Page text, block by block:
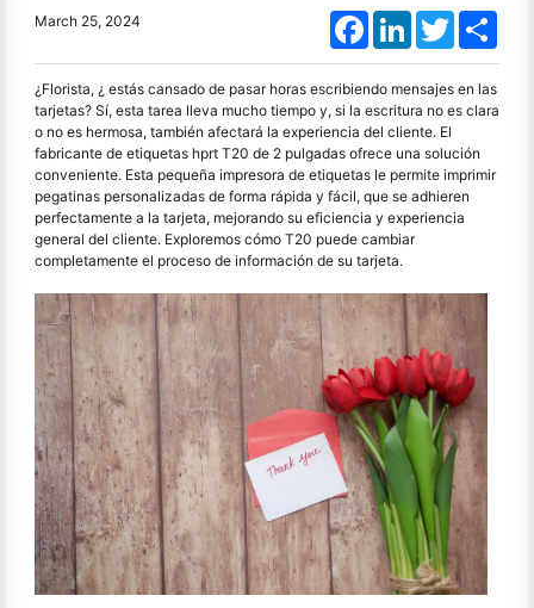
March 25, 2024 FacebookLinkedInTwitter
¿Florista, ¿ estás cansado de pasar horas escribiendo mensajes en las
tarjetas? Sí, esta tarea lleva mucho tiempo y, si la escritura no es clara
o no es hermosa, también afectará la experiencia del cliente. El
fabricante de etiquetas hprt T20 de 2 pulgadas ofrece una solución
conveniente. Esta pequeña impresora de etiquetas le permite imprimir
pegatinas personalizadas de forma rápida y fácil, que se adhieren
perfectamente a la tarjeta, mejorando su eficiencia y experiencia
general del cliente. Exploremos cómo T20 puede cambiar
completamente el proceso de información de su tarjeta.